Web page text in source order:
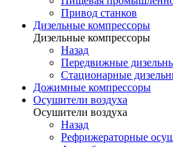
Привод станков
Дизельные компрессоры
Дизельные компрессоры
Назад
Передвижные
Стационарные
Дожимные компрессоры
Осушители воздуха
Осушители воздуха
Назад
Рефрижераторные